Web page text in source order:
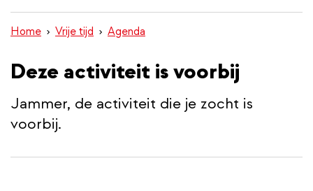
inhoud
gaan
Home Vrije tijd Agenda
Deze activiteit is voorbij
Jammer, de activiteit die je zocht is
voorbij.